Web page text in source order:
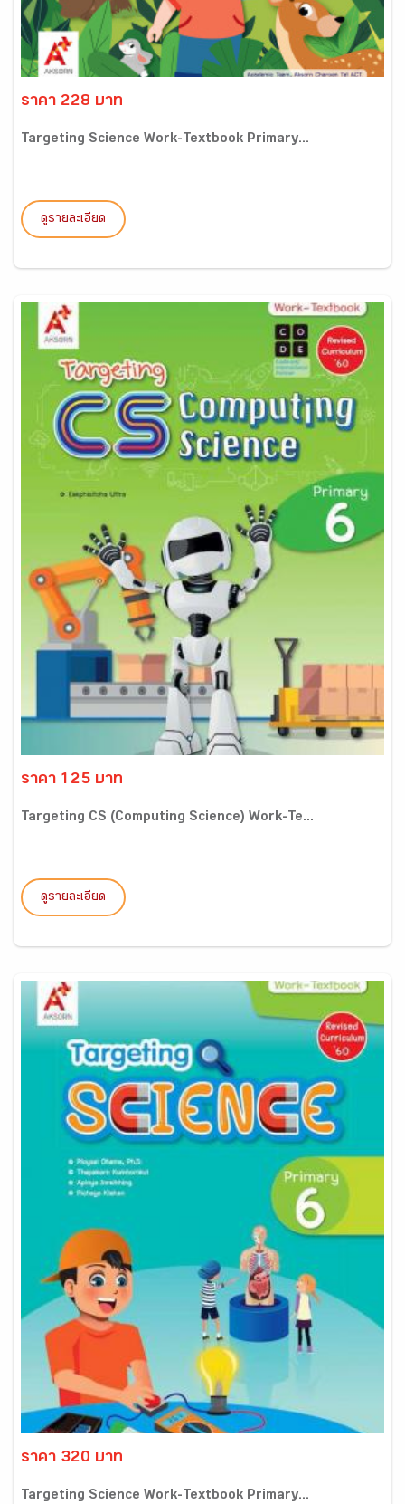
ราคา 228 บาท
Targeting Science Work-Textbook Primary...
ดูรายละเอียด
ราคา 125 บาท
Targeting CS (Computing Science) Work-Te...
ดูรายละเอียด
ราคา 320 บาท
Targeting Science Work-Textbook Primary...